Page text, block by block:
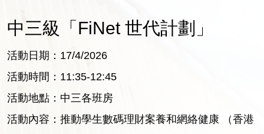
中三級「FiNet 世代計劃」
活動日期：17/4/2026
活動時間：11:35-12:45
活動地點：中三各班房
活動內容：推動學生數碼理財案養和網絡健康 （香港